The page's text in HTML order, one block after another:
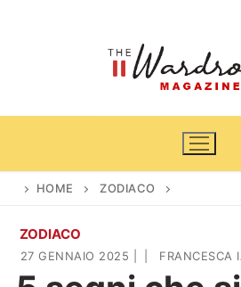
Home
HOME ZODIACO
ZODIACO
27 GENNAIO 2025 FRANCESCA